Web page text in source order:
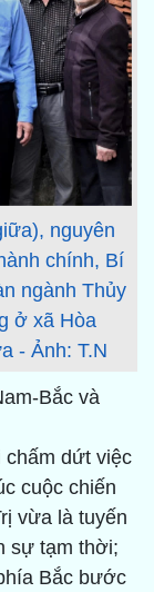
nguyên
chính, Bí
ngành Thủy
ở xã Hòa
- Ảnh: T.N
Bắc và
chấm dứt việc
cuộc chiến
vừa là tuyến
sự tạm thời;
Bắc bước